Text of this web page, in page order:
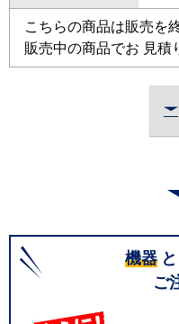
こちらの商品は販売を
販売中の商品でお 見積
機器 と
ご